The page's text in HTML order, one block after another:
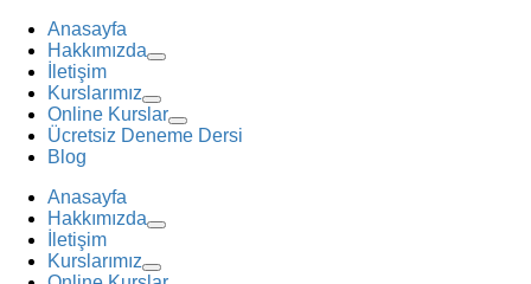
Anasayfa
Hakkımızda
İletişim
Kurslarımız
Online Kurslar
Ücretsiz Deneme Dersi
Blog
Anasayfa
Hakkımızda
İletişim
Kurslarımız